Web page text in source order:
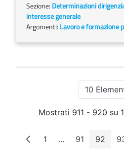
Sezione: Determinazioni
interesse generale
Argomenti: Lavoro e formazione
10
Per
Mostrati 911 - 920 su
Pagina
1 ...PaginePagina
91 92